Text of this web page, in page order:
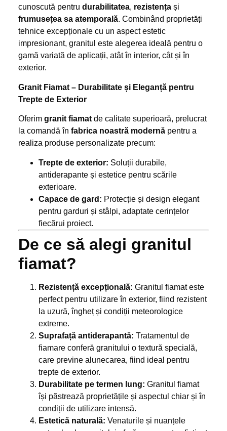
cunoscută pentru durabilitatea, rezistențași
frumusețea sa atemporală. Combinând proprietăți
tehnice excepționale cu un aspect estetic
impresionant, granitul este alegerea ideală pentru o
gamă variată de aplicații, atât în interior, cât și în
exterior.
Granit Fiamat – Durabilitate și Eleganță pentru
Trepte de Exterior
Oferim granit fiamatde calitate superioară, prelucrat
la comandă în fabrica noastră modernăpentru a
realiza produse personalizate precum:
Trepte de exterior: Soluții durabile,
antiderapante și estetice pentru scările
exterioare.
Capace de gard: Protecție și design elegant
pentru garduri și stâlpi, adaptate cerințelor
fiecărui proiect.
De ce să alegi granitul
fiamat?
Rezistență excepțională: Granitul fiamat este
perfect pentru utilizare în exterior, fiind rezistent
la uzură, îngheț și condiții meteorologice
extreme.
Suprafață antiderapantă: Tratamentul de
fiamare conferă granitului o textură specială,
care previne alunecarea, fiind ideal pentru
trepte de exterior.
Durabilitate pe termen lung: Granitul fiamat
își păstrează proprietățile și aspectul chiar și în
condiții de utilizare intensă.
Estetică naturală: Venaturile și nuanțele